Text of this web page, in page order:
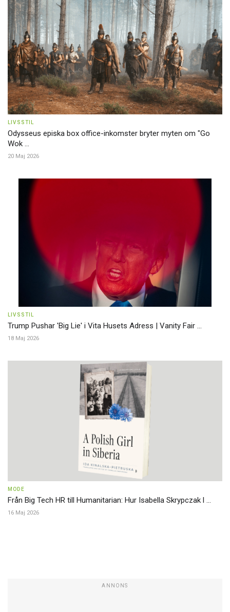
LIVSSTIL
Odysseus episka box office-inkomster bryter myten om "Go
Wok ...
20 Maj 2026
LIVSSTIL
Trump Pushar 'Big Lie' i Vita Husets Adress | Vanity Fair ...
18 Maj 2026
MODE
Från Big Tech HR till Humanitarian: Hur Isabella Skrypczak l ...
16 Maj 2026
ANNONS